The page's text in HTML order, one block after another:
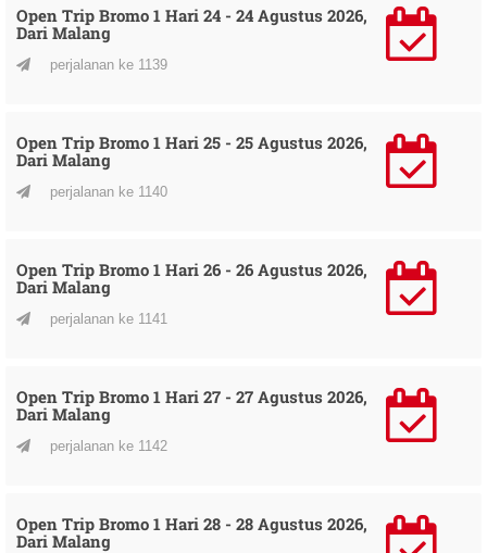
Open Trip Bromo 1 Hari 24 - 24 Agustus 2026,
Dari Malang
perjalanan ke 1139
Open Trip Bromo 1 Hari 25 - 25 Agustus 2026,
Dari Malang
perjalanan ke 1140
Open Trip Bromo 1 Hari 26 - 26 Agustus 2026,
Dari Malang
perjalanan ke 1141
Open Trip Bromo 1 Hari 27 - 27 Agustus 2026,
Dari Malang
perjalanan ke 1142
Open Trip Bromo 1 Hari 28 - 28 Agustus 2026,
Dari Malang